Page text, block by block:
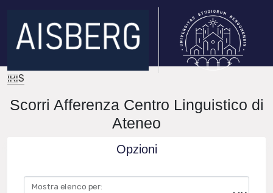
IRIS
Scorri Afferenza Centro Linguistico di
Ateneo
Opzioni
Mostra elenco per: